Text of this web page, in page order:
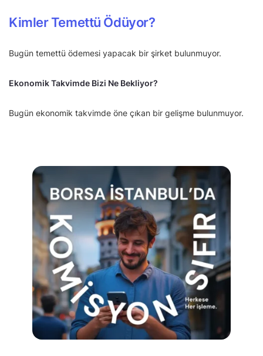
Kimler Temettü Ödüyor?
Bugün temettü ödemesi yapacak bir şirket bulunmuyor.
Ekonomik Takvimde Bizi Ne Bekliyor?
Bugün ekonomik takvimde öne çıkan bir gelişme bulunmuyor.